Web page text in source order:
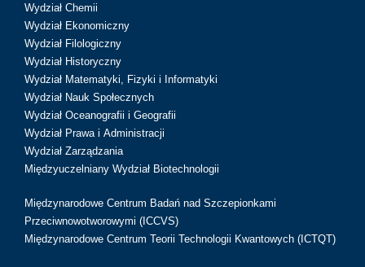
Wydział Chemii
Wydział Ekonomiczny
Wydział Filologiczny
Wydział Historyczny
Wydział Matematyki, Fizyki i Informatyki
Wydział Nauk Społecznych
Wydział Oceanografii i Geografii
Wydział Prawa i Administracji
Wydział Zarządzania
Międzyuczelniany Wydział Biotechnologii
Międzynarodowe Centrum Badań nad Szczepionkami
Przeciwnowotworowymi (ICCVS)
Międzynarodowe Centrum Teorii Technologii Kwantowych (ICTQT)